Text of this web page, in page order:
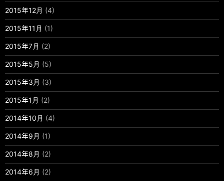
2015年12月 (4)
2015年11月 (1)
2015年7月 (2)
2015年5月 (5)
2015年3月 (3)
2015年1月 (2)
2014年10月 (4)
2014年9月 (1)
2014年8月 (2)
2014年6月 (2)